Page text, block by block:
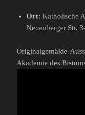
Ort: Katholische
Neuenberger Str.
Originalgemälde-
Akademie des